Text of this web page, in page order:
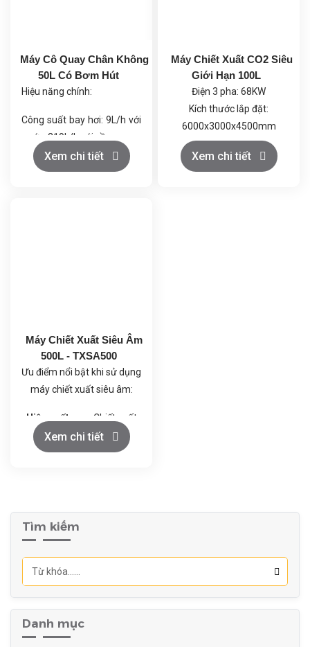
Máy Cô Quay Chân Không
50L Có Bơm Hút
Hiệu năng chính:
Công suất bay hơi: 9L/h với
nước, 219L/h với cồn.
Chân không tối đa: 399.9
Pa (dưới 3mmHg), giúp quá
hoạt động ổn định và an
toàn.
Xem chi tiết
Máy Chiết Xuất CO2 Siêu
Giới Hạn 100L
Điện 3 pha: 68KW
Kích thước lắp đặt:
6000x3000x4500mm
Khí CO2: Loại thực phẩm
≥99.5%, trọng lượng bình
Xem chi tiết
Máy Chiết Xuất Siêu Âm
500L - TXSA500
Ưu điểm nổi bật khi sử dụng
máy chiết xuất siêu âm:
Hiệu suất cao:
Chiết xuất
nhanh chóng và hiệu quả,
tăng năng suất.
thơm tự nhiên của nguyên
Tiết kiệm năng lượng:
Tiêu thụ ít năng lượng hơn
truyền thống.
Xem chi tiết
Tìm kiếm
Danh mục